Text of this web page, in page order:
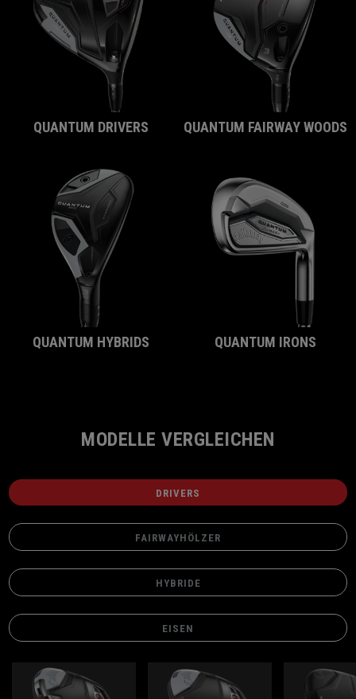
QUANTUM DRIVERS QUANTUM FAIRWAY WOODS
QUANTUM HYBRIDS QUANTUM IRONS
MODELLE VERGLEICHEN
DRIVERS
FAIRWAYHÖLZER
HYBRIDE
EISEN